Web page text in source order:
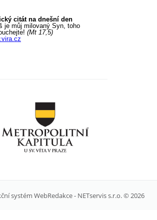
systém WebRedakce- NETservis s.r.o.© 2026